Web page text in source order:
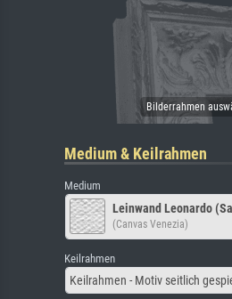
Medium & Keilrahmen
Medium
Leinwand Leonardo
(Canvas Venezia)
Keilrahmen
Keilrahmen - Motiv seitlich